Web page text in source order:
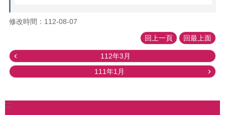
修改時間：112-08-07
回上一頁 回最上面
112年3月
111年1月
:::